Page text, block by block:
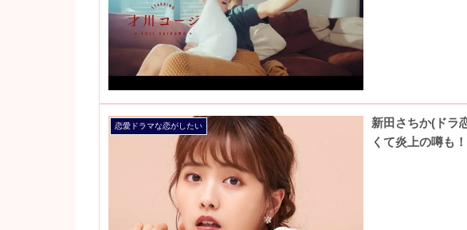
恋愛ドラマな恋がしたい
新田さちか(ドラ
くて炎上の噂も